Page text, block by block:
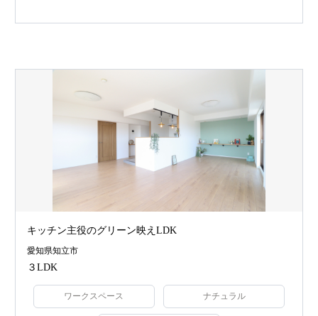
キッチン主役のグリーン映えLDK
愛知県知立市
３LDK
ワークスペース ナチュラル